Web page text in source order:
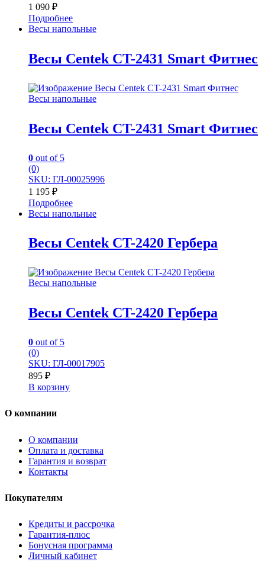
1 090 ₽
Подробнее
Весы напольные
Весы Centek CT-2431 Smart Фитнес
Весы напольные
Весы Centek CT-2431 Smart Фитнес
0 out of 5
(0)
SKU: ГЛ-00025996
1 195 ₽
Подробнее
Весы напольные
Весы Centek CT-2420 Гербера
Весы напольные
Весы Centek CT-2420 Гербера
0 out of 5
(0)
SKU: ГЛ-00017905
895 ₽
В корзину
О компании
О компании
Оплата и доставка
Гарантия и возврат
Контакты
Покупателям
Кредиты и рассрочка
Гарантия-плюс
Бонусная программа
Личный кабинет